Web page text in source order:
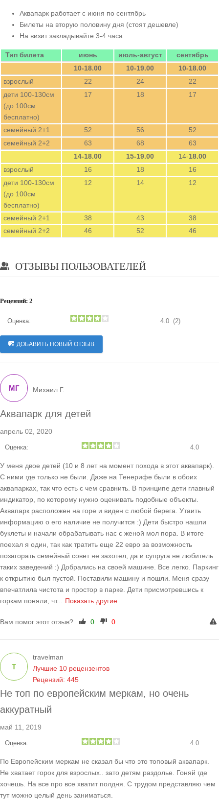
Аквапарк работает с июня по сентябрь
Билеты на вторую половину дня (стоят дешевле)
На визит закладывайте 3-4 часа
Тип билета июнь июль-август
сентябрь
10-18.00
10-19.00
10-18.00
взрослый
22 24
22
дети 100-130см
(до 100см
бесплатно)
17 18 17
семейный 2+1 52 56
52
семейный 2+2
63 68
63
14-18.00
15-19.00 14-18.00
взрослый
16 18
16
дети 100-130см
(до 100см
бесплатно)
12 14 12
семейный 2+1 38 43
38
семейный 2+2
46 52 46
ОТЗЫВЫ ПОЛЬЗОВАТЕЛЕЙ
Рецензий: 2
Оценка: 4.0 (2)
ДОБАВИТЬ НОВЫЙ ОТЗЫВ
Аквапарк для детей
апрель 02, 2020
Оценка: 4.0
У меня двое детей (10 и 8 лет на момент похода в этот аквапарк).
С ними где только не были. Даже на Тенерифе были в обоих
аквапарках, так что есть с чем сравнить. В принципе дети главный
индикатор, по которому нужно оценивать подобные объекты.
Аквапарк расположен на горе и виден с любой берега. Утаить
информацию о его наличие не получится :) Дети быстро нашли
буклеты и начали обрабатывать нас с женой мол пора. В итоге
поехал я один, так как тратить еще 22 евро за возможность
позагорать семейный совет не захотел, да и супруга не любитель
таких заведений :) Добрались на своей машине. Все легко. Паркинг
к открытию был пустой. Поставили машину и пошли. Меня сразу
впечатлила чистота и простор в парке. Дети присмотревшись к
горкам поняли, чт... Показать другие
МГ Михаил Г.
Вам помог этот отзыв? 0 0
Не топ по европейским меркам, но очень
аккуратный
май 11, 2019
Оценка: 4.0
По Европейским меркам не сказал бы что это топовый аквапарк.
Не хватает горок для взрослых.. зато детям раздолье. Гоняй где
хочешь. На все про все хватит полдня. С трудом представляю чем
тут можно целый день заниматься.
T
travelman
Лучшие 10 рецензентов
Рецензий: 445